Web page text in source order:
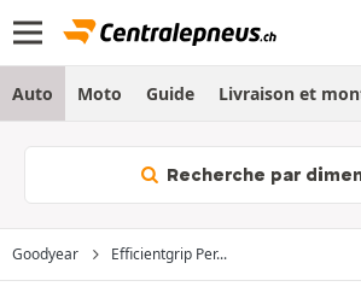
Auto Moto Guide Livraison et
Recherche par
Goodyear Efficientgrip Per...